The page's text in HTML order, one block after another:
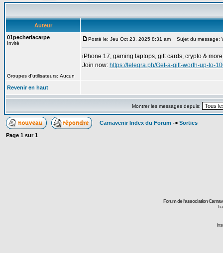
Auteur
01pecherlacarpe
Invité
Groupes d'utilisateurs: Aucun
Posté le: Jeu Oct 23, 2025 8:31 am Sujet du message:
iPhone 17, gaming laptops, gift cards, crypto &
Join now: https://telegra.ph/Get-a-gift-worth-up-to-
Revenir en haut
Montrer les messages depuis:
Carnavenir Index du Forum -> Sorties
Page 1 sur1
Forum de l'association